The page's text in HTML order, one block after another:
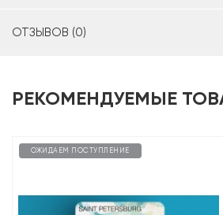
ОТЗЫВОВ (0)
РЕКОМЕНДУЕМЫЕ
ОЖИДАЕМ ПОСТУПЛЕНИЕ